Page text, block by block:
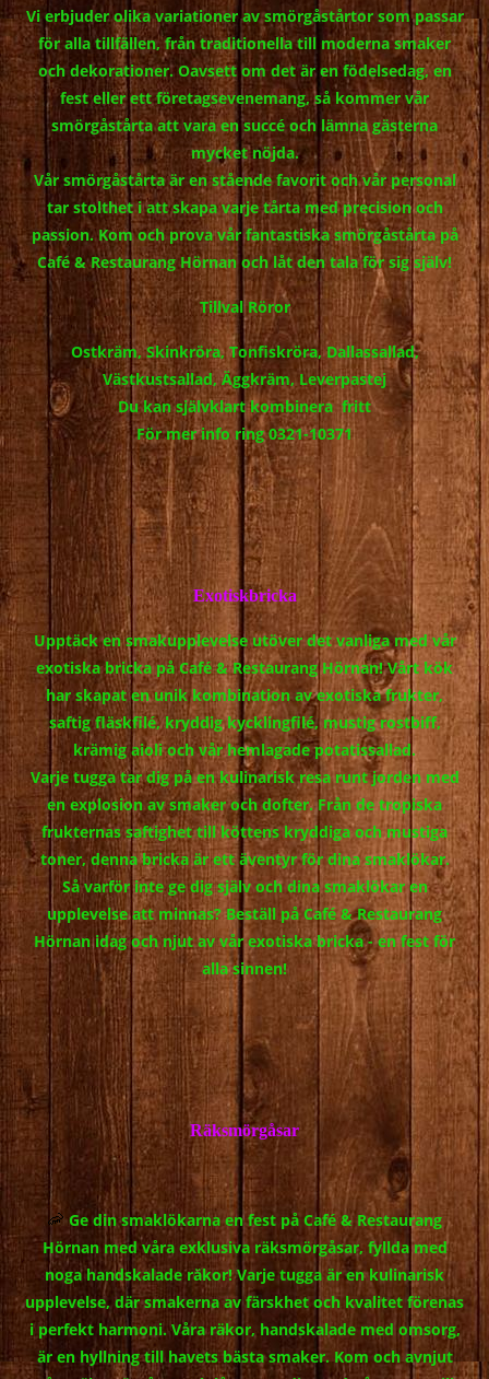
Vi erbjuder olika variationer av smörgåstårtor som passar
för alla tillfällen, från traditionella till moderna smaker
och dekorationer. Oavsett om det är en födelsedag, en
fest eller ett företagsevenemang, så kommer vår
smörgåstårta att vara en succé och lämna gästerna
mycket nöjda.
Vår smörgåstårta är en stående favorit och vår personal
tar stolthet i att skapa varje tårta med precision och
passion. Kom och prova vår fantastiska smörgåstårta på
Café & Restaurang Hörnan och låt den tala för sig själv!
Tillval Röror
Ostkräm, Skinkröra, Tonfiskröra, Dallassallad,
Västkustsallad, Äggkräm, Leverpastej
Du kan självklart kombinera fritt
För mer info ring 0321-10371
Exotiskbricka
Upptäck en smakupplevelse utöver det vanliga med vår
exotiska bricka på Café & Restaurang Hörnan! Vårt kök
har skapat en unik kombination av exotiska frukter,
saftig fläskfilé, kryddig kycklingfilé, mustig rostbiff,
krämig aioli och vår hemlagade potatissallad.
Varje tugga tar dig på en kulinarisk resa runt jorden med
en explosion av smaker och dofter. Från de tropiska
frukternas saftighet till köttens kryddiga och mustiga
toner, denna bricka är ett äventyr för dina smaklökar.
Så varför inte ge dig själv och dina smaklökar en
upplevelse att minnas? Beställ på Café & Restaurang
Hörnan idag och njut av vår exotiska bricka - en fest för
alla sinnen!
Räksmörgåsar
🦐Ge din smaklökarna en fest på Café & Restaurang
Hörnan med våra exklusiva räksmörgåsar, fyllda med
noga handskalade räkor! Varje tugga är en kulinarisk
upplevelse, där smakerna av färskhet och kvalitet förenas
i perfekt harmoni. Våra räkor, handskalade med omsorg,
är en hyllning till havets bästa smaker. Kom och avnjut